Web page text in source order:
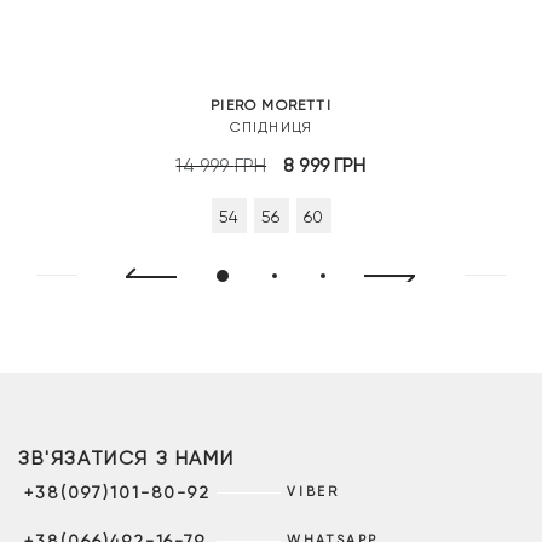
PIERO MORETTI
СПІДНИЦЯ
14 999ГРН
Оригінальна
14
8 999ГРН
54 56 60
ЗВ'ЯЗАТИСЯ З НАМИ
+38(097)101-80-92 VIBER